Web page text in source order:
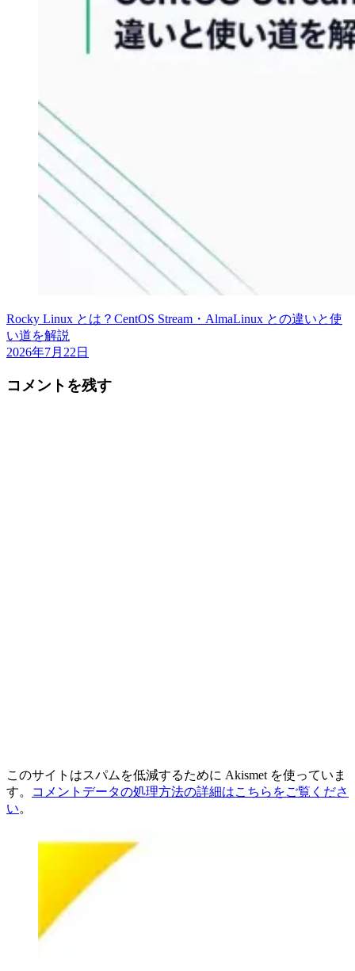
Rocky Linux とは？CentOS Stream・AlmaLinux との違いと使
い道を解説
2026年7月22日
コメントを残す
このサイトはスパムを低減するために Akismet を使っていま
す。
コメントデータの処理方法の詳細はこちらをご覧くださ
い。